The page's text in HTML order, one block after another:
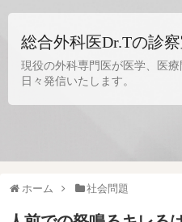
総合外科医Dr.Tの診
現役の外科専門医が医学、医
日々発信いたします。
ホーム 社会問題